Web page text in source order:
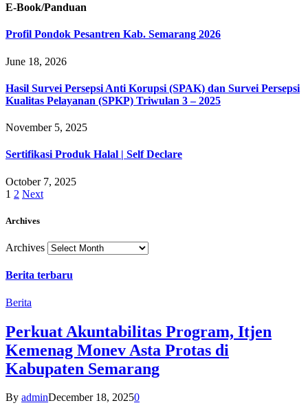
E-Book/Panduan
Profil Pondok Pesantren Kab. Semarang 2026
June 18, 2026
Hasil Survei Persepsi Anti Korupsi (SPAK) dan Survei Persepsi
Kualitas Pelayanan (SPKP) Triwulan 3 – 2025
November 5, 2025
Sertifikasi Produk Halal | Self Declare
October 7, 2025
1 2 Next
Archives
Archives
Berita terbaru
Berita
Perkuat Akuntabilitas Program, Itjen
Kemenag Monev Asta Protas di
Kabupaten Semarang
By adminDecember 18, 20250